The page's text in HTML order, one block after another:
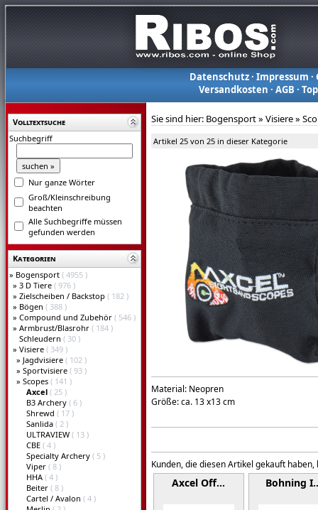
Datenschutz· Impressum ·
Versandkosten ·AGB ·
Volltextsuche
Suchbegriff
Nur ganze Wörter
Groß/Kleinschreibung
beachten
Alle Suchbegriffe müssen
gefunden werden
Kategorien
» Bogensport ( 4955 )
» 3 D Tiere ( 976 )
» Zielscheiben / Backstop ( 182 )
» Bögen ( 388 )
» Compound und Zubehör ( 546 )
» Armbrust/Blasrohr ( 184 )
Schleudern ( 30 )
» Visiere ( 349 )
» Jagdvisiere ( 102 )
» Sportvisiere ( 93 )
» Scopes ( 141 )
Axcel ( 25 )
B3 Archery ( 6 )
Shrewd ( 17 )
Sanlida ( 2 )
ULTRAVIEW ( 13 )
CBE ( 4 )
Specialty Archery ( 5 )
Viper ( 8 )
HHA ( 4 )
Beiter ( 8 )
Cartel / Avalon ( 4 )
Sie sind hier: Bogensport» Visiere»
Artikel 25 von 25 in dieser Kategorie
Material: Neopren
Größe: ca. 13 x13 cm
Kunden, die diesen Artikel gekauft haben,
Axcel Off… Bohning